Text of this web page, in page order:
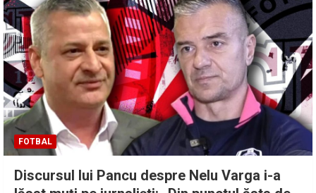
FOTBAL
Discursul lui Pancu despre Nelu Varga i-a